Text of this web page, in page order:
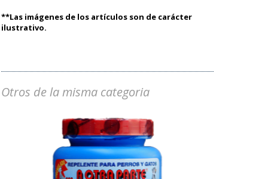
**Las imágenes de los artículos son de carácter
ilustrativo.
Otros de la misma categoria